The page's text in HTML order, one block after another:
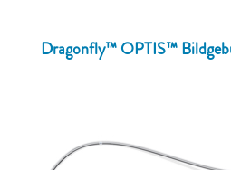
Dragonfly™ OPTIS™